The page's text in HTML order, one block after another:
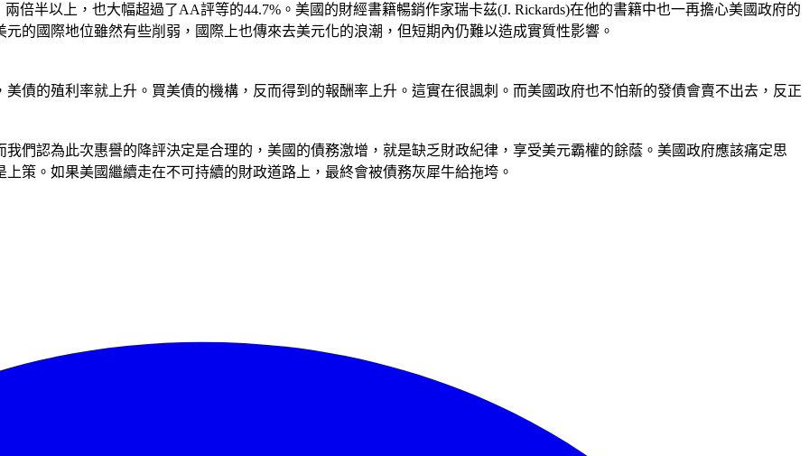
倍半以上，也大幅超過了AA評等的44.7%。美國的財經書籍暢銷作家瑞卡茲(J. Rickards)在他的書籍中也一再擔心美國政府的
的國際地位雖然有些削弱，國際上也傳來去美元化的浪潮，但短期內仍難以造成實質性影響。
債的殖利率就上升。買美債的機構，反而得到的報酬率上升。這實在很諷刺。而美國政府也不怕新的發債會賣不出去，反正
們認為此次惠譽的降評決定是合理的，美國的債務激增，就是缺乏財政紀律，享受美元霸權的餘蔭。美國政府應該痛定思
策。如果美國繼續走在不可持續的財政道路上，最終會被債務灰犀牛給拖垮。